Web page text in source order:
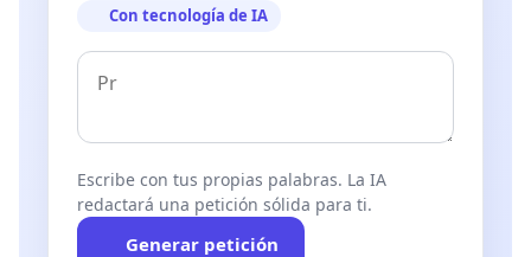
Con tecnología de IA
Escribe con tus propias palabras. La IA
redactará una petición sólida para ti.
Generar petición